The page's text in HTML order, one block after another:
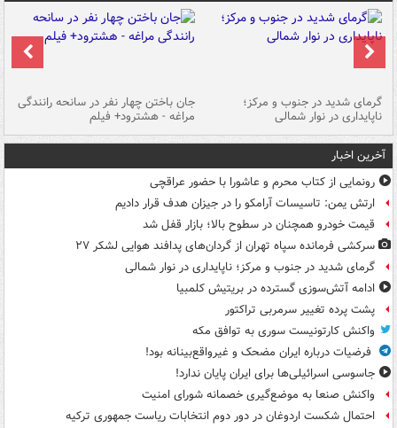
گرمای شدید در جنوب و مرکز؛
ناپایداری در نوار شمالی
جان باختن چهار نفر در سانحه رانندگی
مراغه - هشترود+ فیلم
آخرین اخبار
رونمایی از کتاب محرم و عاشورا با حضور عراقچی
ارتش یمن: تاسیسات آرامکو را در جیزان هدف قرار دادیم
قیمت خودرو همچنان در سطوح بالا؛ بازار قفل شد
سرکشی فرمانده سپاه تهران از گردان‌های پدافند هوایی لشکر ۲۷
گرمای شدید در جنوب و مرکز؛ ناپایداری در نوار شمالی
ادامه آتش‌سوزی گسترده در بریتیش کلمبیا
پشت پرده تغییر سرمربی تراکتور
واکنش کارتونیست سوری به توافق مکه
فرضیات درباره ایران مضحک و غیرواقع‌بینانه بود!
جاسوسی اسرائیلی‌ها برای ایران پایان ندارد!
واکنش صنعا به موضع‌گیری خصمانه شورای امنیت
احتمال شکست اردوغان در دور دوم انتخابات ریاست جمهوری ترکیه